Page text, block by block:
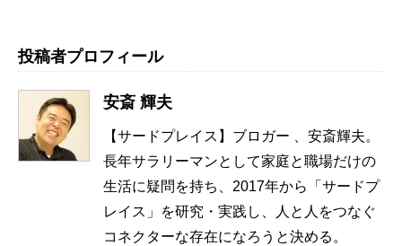
投稿者プロフィール
安斎 輝夫
【サードプレイス】ブロガー 、安斎輝夫。
長年サラリーマンとして家庭と職場だけの
生活に疑問を持ち、2017年から「サードプ
レイス」を研究・実践し、人と人をつなぐ
コネクターな存在になろうと決める。